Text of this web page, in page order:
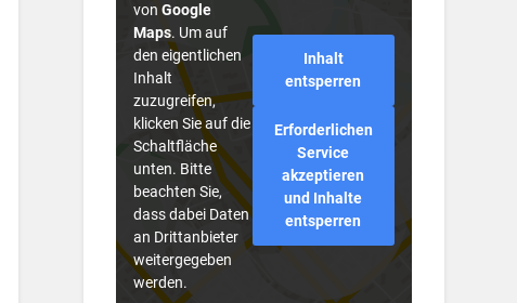
vonGoogle
Maps. Um auf
den eigentlichen
Inhalt
zuzugreifen,
klicken Sie auf die
Schaltfläche
unten. Bitte
beachten Sie,
dass dabei Daten
an Drittanbieter
weitergegeben
werden.
Inhalt
entsperren
Erforderlichen
Service
akzeptieren
und Inhalte
entsperren